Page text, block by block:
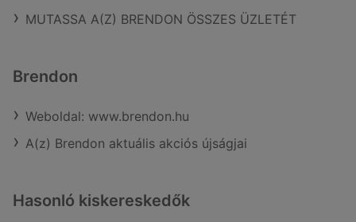
MUTASSA A(Z) BRENDON ÖSSZES ÜZLETÉT
Brendon
Weboldal: www.brendon.hu
A(z) Brendon aktuális akciós újságjai
Hasonló kiskereskedők